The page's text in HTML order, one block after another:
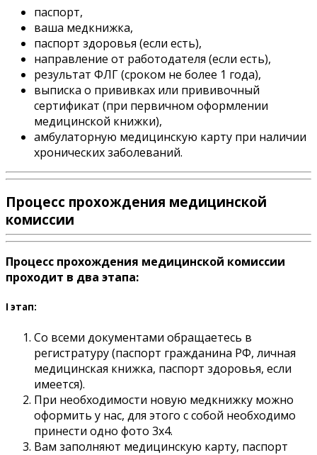
паспорт,
ваша медкнижка,
паспорт здоровья (если есть),
направление от работодателя (если есть),
результат ФЛГ (сроком не более 1 года),
выписка о прививках или прививочный
сертификат (при первичном оформлении
медицинской книжки),
амбулаторную медицинскую карту при наличии
хронических заболеваний.
Процесс прохождения медицинской
комиссии
Процесс прохождения медицинской комиссии
проходит в два этапа:
I этап:
Со всеми документами обращаетесь в
регистратуру (паспорт гражданина РФ, личная
медицинская книжка, паспорт здоровья, если
имеется).
При необходимости новую медкнижку можно
оформить у нас, для этого с собой необходимо
принести одно фото 3х4.
Вам заполняют медицинскую карту, паспорт